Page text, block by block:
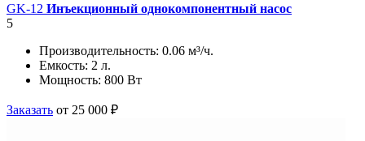
GK-12 Инъекционный однокомпонентный насос
5
Производительность: 0.06 м³/ч.
Емкость: 2 л.
Мощность: 800 Вт
Заказать от 25 000 ₽